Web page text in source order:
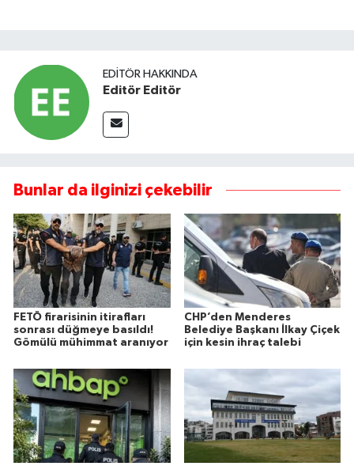
EDITÖR HAKKINDA
Editör Editör
Bunlar da ilginizi çekebilir
FETÖ firarisinin itirafları
sonrası düğmeye basıldı!
Gömülü mühimmat aranıyor
CHP’den Menderes
Belediye Başkanı İlkay Çiçek
için kesin ihraç talebi